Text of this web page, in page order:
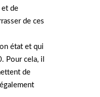
et de
de ces
état et qui
Pour cela, il
de